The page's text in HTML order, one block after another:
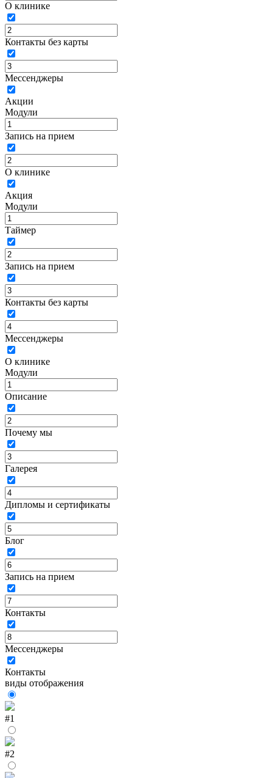
О клинике
Контакты без карты
Мессенджеры
Акции
Модули
Запись на прием
О клинике
Акция
Модули
Таймер
Запись на прием
Контакты без карты
Мессенджеры
О клинике
Модули
Описание
Почему мы
Галерея
Дипломы и сертификаты
Блог
Запись на прием
Контакты
Мессенджеры
Контакты
виды отображения
#1
#2